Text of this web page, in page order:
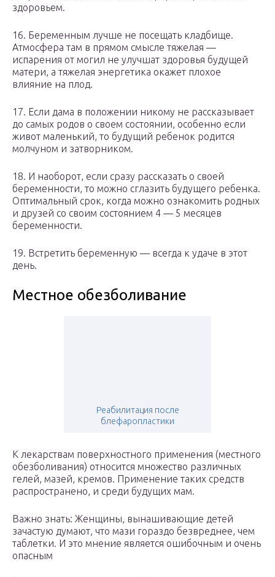
здоровьем.
16. Беременным лучше не посещать кладбище.
Атмосфера там в прямом смысле тяжелая —
испарения от могил не улучшат здоровья будущей
матери, а тяжелая энергетика окажет плохое
влияние на плод.
17. Если дама в положении никому не рассказывает
до самых родов о своем состоянии, особенно если
живот маленький, то будущий ребенок родится
молчуном и затворником.
18. И наоборот, если сразу рассказать о своей
беременности, то можно сглазить будущего ребенка.
Оптимальный срок, когда можно ознакомить родных
и друзей со своим состоянием 4 — 5 месяцев
беременности.
19. Встретить беременную — всегда к удаче в этот
день.
Местное обезболивание
Реабилитация после
блефаропластики
К лекарствам поверхностного применения (местного
обезболивания) относится множество различных
гелей, мазей, кремов. Применение таких средств
распространено, и среди будущих мам.
Важно знать: Женщины, вынашивающие детей
зачастую думают, что мази гораздо безвреднее, чем
таблетки. И это мнение является ошибочным и очень
опасным